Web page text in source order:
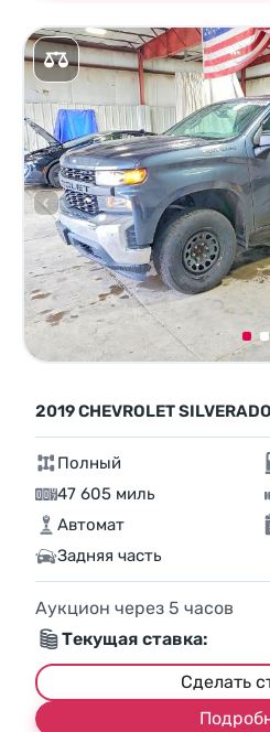
2019 CHEVROLET
Полный
47 605 миль
Автомат
Задняя часть
Аукцион через 5 часов
Текущая ставка:
Сделать